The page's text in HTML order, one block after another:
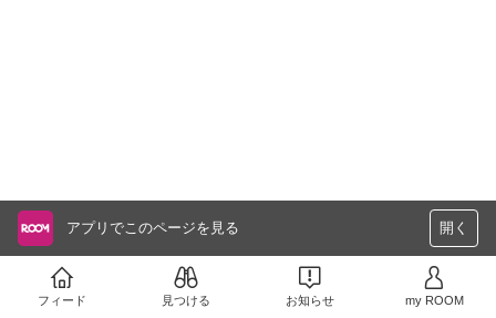
アプリでこのページを見る 開く
フィード 見つける お知らせ my ROOM